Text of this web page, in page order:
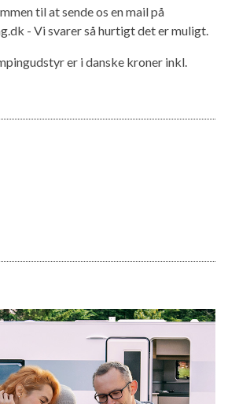
til at sende os en mail på
- Vi svarer så hurtigt det er muligt.
er i danske kroner inkl.